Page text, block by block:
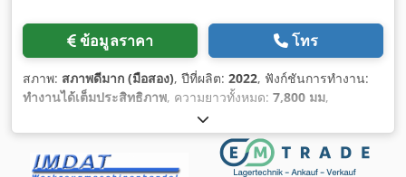
ข้อมูลราคา โทร
สภาพ: สภาพดีมาก (มือสอง), ปีที่ผลิต: 2022, ฟังก์ชันการทำงาน:
ทำงานได้เต็มประสิทธิภาพ, ความยาวทั้งหมด: 7,800 มม,